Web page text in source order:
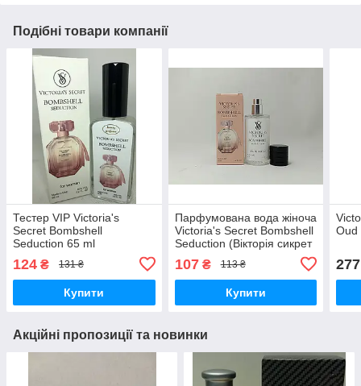
Подібні товари компанії
Тестер VIP Victoria's
Secret Bombshell
Seduction 65 ml
124 ₴ 131 ₴
Купити
Парфумована вода жіноча
Victoria's Secret Bombshell
Seduction (Вікторія сикрет
Бомбшель седакшн) 55 ml
107₴ 113 ₴
Купити
Oud
277
Акційні пропозиції та новинки